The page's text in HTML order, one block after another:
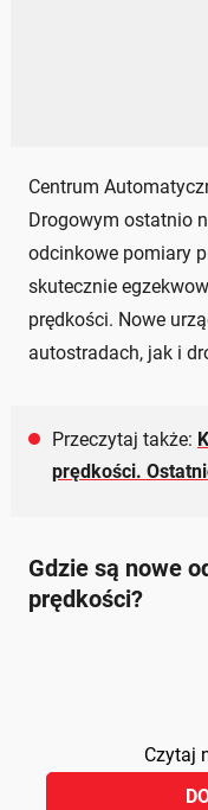
Centrum
Drogowym ostatnio
odcinkowe pomiary
skutecznie
prędkości. Nowe
autostradach, jak i
Przeczytaj także:
prędkości.
Gdzie są nowe
prędkości?
Czytaj